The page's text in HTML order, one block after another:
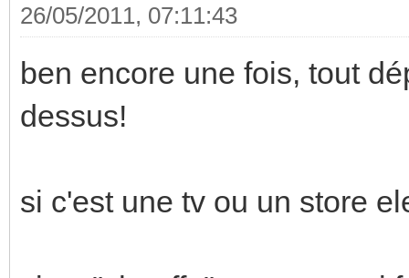
26/05/2011, 07:11:43
ben encore une fois, tout
dessus!
si c'est une tv ou un store